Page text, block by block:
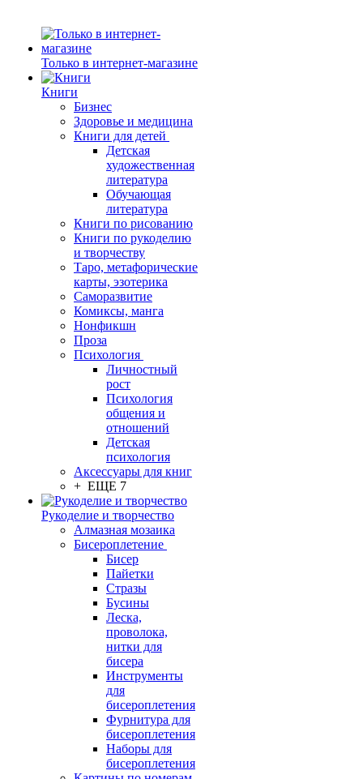
Только в интернет-магазине
Книги
Бизнес
Здоровье и медицина
Книги для детей
Детская
художественная
литература
Обучающая
литература
Книги по рисованию
Книги по рукоделию
и творчеству
Таро, метафорические
карты, эзотерика
Саморазвитие
Комиксы, манга
Нонфикшн
Проза
Психология
Личностный
рост
Психология
общения и
отношений
Детская
психология
Аксессуары для книг
+ ЕЩЕ 7
Рукоделие и творчество
Алмазная мозаика
Бисероплетение
Бисер
Пайетки
Стразы
Бусины
Леска,
проволока,
нитки для
бисера
Инструменты
для
бисероплетения
Фурнитура для
бисероплетения
Наборы для
бисероплетения